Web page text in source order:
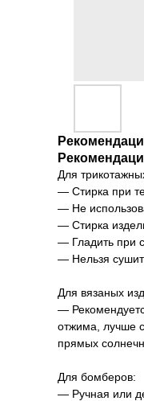
Для
— Стирка при
— Не
— Стирка
— Гладить при
— Нельзя
Для вязаных
—
отжима, лучше
прямых
Для бомберов:
— Ручная или